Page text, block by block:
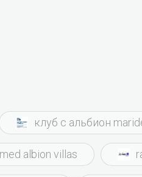
клуб с альбион
albion villas